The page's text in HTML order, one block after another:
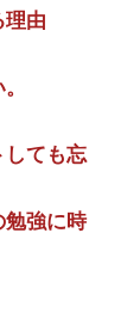
理由
しても忘
勉強に時